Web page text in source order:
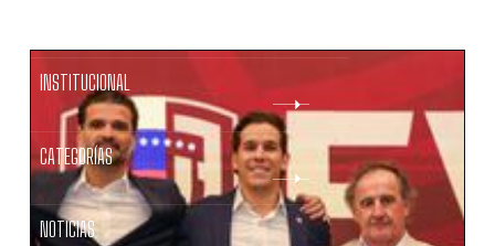
INSTITUCIONAL
CATEGORÍAS
NOTICIAS